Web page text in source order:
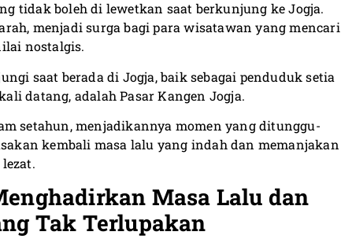
tidak boleh di lewetkan saat berkunjung ke Jogja.
menjadi surga bagi para wisatawan yang mencari
nostalgis.
saat berada di Jogja, baik sebagai penduduk setia
datang, adalah Pasar Kangen Jogja.
setahun, menjadikannya momen yang ditunggu-
kembali masa lalu yang indah dan memanjakan
Masa Lalu dan
Tak Terlupakan